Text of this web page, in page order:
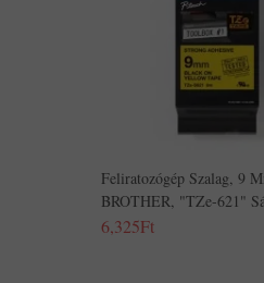
Feliratozógép Szalag, 9
BROTHER, "TZe-621"
6,325Ft